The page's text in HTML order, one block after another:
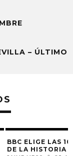
– ÚLTIMO
BBC ELIGE LAS
DE LA HISTORIA